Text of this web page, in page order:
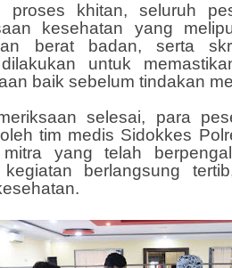
proses khitan, seluruh
kesehatan yang
berat badan, serta
untuk
baik sebelum tindakan
selesai, para
tim medis Sidokkes
yang telah
kegiatan berlangsung